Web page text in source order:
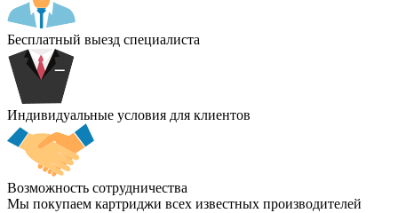
Бесплатный выезд специалиста
Индивидуальные условия для клиентов
Возможность сотрудничества
Мы покупаем картриджи всех известных производителей